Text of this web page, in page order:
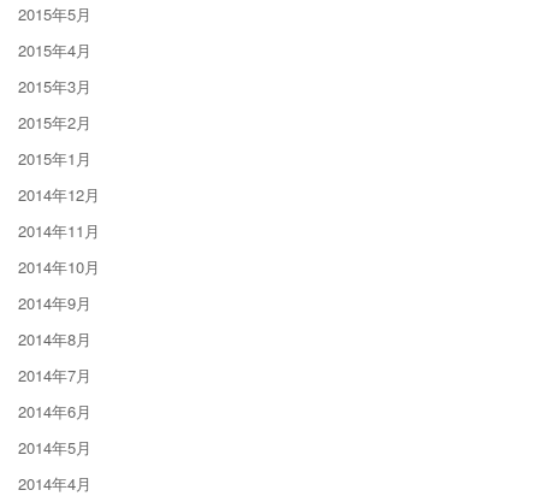
2015年5月
2015年4月
2015年3月
2015年2月
2015年1月
2014年12月
2014年11月
2014年10月
2014年9月
2014年8月
2014年7月
2014年6月
2014年5月
2014年4月